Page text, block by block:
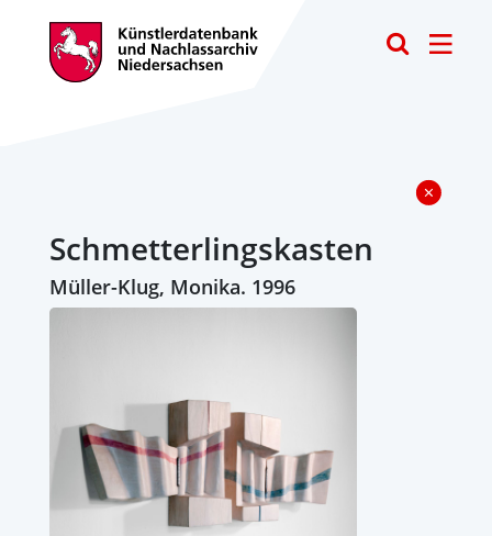
Schmetterlingskasten
Müller-Klug, Monika. 1996